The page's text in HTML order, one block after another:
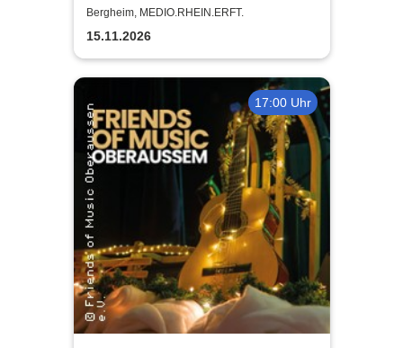
Forever - Das Leben ein
Konzert
Bergheim, MEDIO.RHEIN.ERFT.
15.11.2026
17:00 Uhr